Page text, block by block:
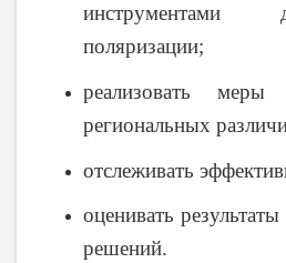
поляризации;
реализовать
региональных
отслеживать
оценивать
решений.